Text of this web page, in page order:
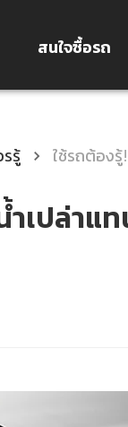
สนใจซื้อรถ
รู้ ใช้รถต้องรู้
เปล่าแ